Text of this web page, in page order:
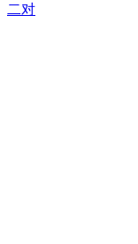
二对